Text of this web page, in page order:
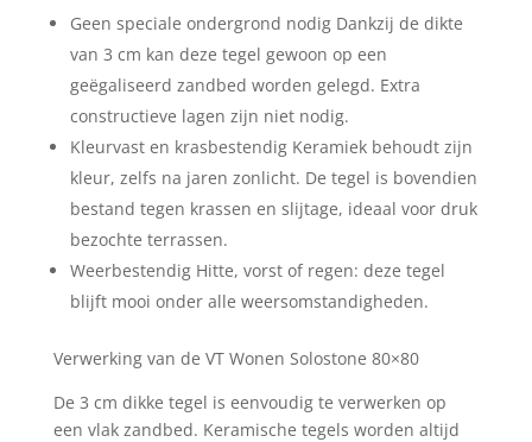
Geen speciale ondergrond nodig Dankzij de dikte
van 3 cm kan deze tegel gewoon op een
geëgaliseerd zandbed worden gelegd. Extra
constructieve lagen zijn niet nodig.
Kleurvast en krasbestendig Keramiek behoudt zijn
kleur, zelfs na jaren zonlicht. De tegel is bovendien
bestand tegen krassen en slijtage, ideaal voor druk
bezochte terrassen.
Weerbestendig Hitte, vorst of regen: deze tegel
blijft mooi onder alle weersomstandigheden.
Verwerking van de VT Wonen Solostone 80×80
De 3 cm dikke tegel is eenvoudig te verwerken op
een vlak zandbed. Keramische tegels worden altijd